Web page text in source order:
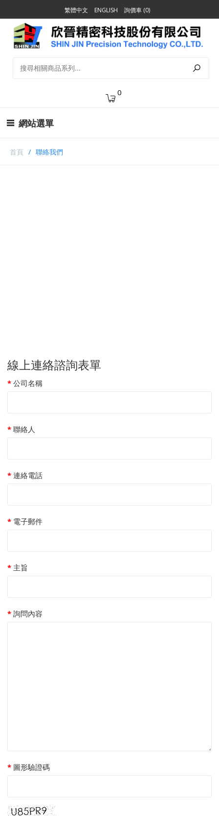
繁體中文 ENGLISH 詢價車 (0)
0
網站選單
首頁 聯絡我們
線上連絡諮詢表單
公司名稱
聯絡人
連絡電話
電子郵件
主旨
詢問內容
圖形驗證碼